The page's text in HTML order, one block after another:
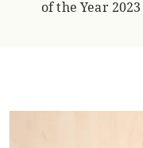
of the Year